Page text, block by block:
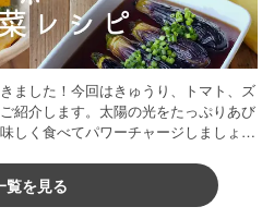
ました！今回はきゅうり、トマト、ズ
紹介します。太陽の光をたっぷりあび
しく食べてパワーチャージしましょう
覧を見る